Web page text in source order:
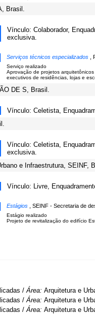
Brasil.
Vínculo: Colaborador,
exclusiva.
Serviços técnicos especializados
Serviço realizado
Aprovação de projetos
executivos de residências, lojas e
DE S, Brasil.
Vínculo: Celetista,
Vínculo: Celetista,
exclusiva.
e Infraestrutura, SEINF,
Vínculo: Livre,
Estágios , SEINF - Secretaria de
Estágio realizado
Projeto de revitalização do edifício
/Área: Arquitetura e
/Área: Arquitetura e
/Área: Arquitetura e